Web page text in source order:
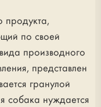
продукта,
по своей
производного
представлен
гранулой
собака нуждается